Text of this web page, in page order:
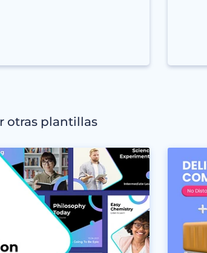
otras plantillas